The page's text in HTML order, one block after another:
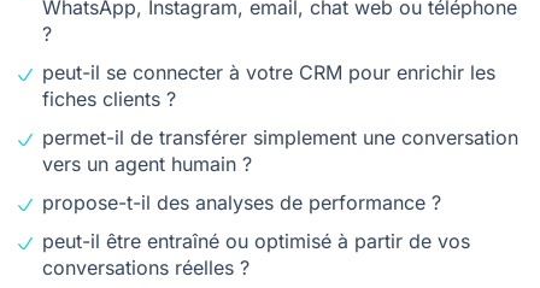
WhatsApp, Instagram, email, chat web ou téléphone
?
peut-il se connecter à votre CRM pour enrichir les
fiches clients ?
permet-il de transférer simplement une conversation
vers un agent humain ?
propose-t-il des analyses de performance ?
peut-il être entraîné ou optimisé à partir de vos
conversations réelles ?